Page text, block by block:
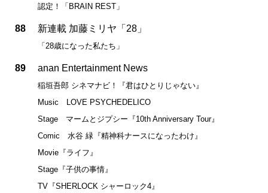
認定！「BRAIN REST」
88 新連載 加藤ミリヤ「28」
「28歳になった私たち」
89 anan Entertainment News
稲垣吾郎 シネマナビ！『君はひとりじゃない』
Music LOVE PSYCHEDELICO
Stage マームとジプシー『10th Anniversary Tour』
Comic 水谷 緑『精神科ナースになったわけ』
Movie『ライフ』
Stage『子供の事情』
TV『SHERLOCK シャーロック4』